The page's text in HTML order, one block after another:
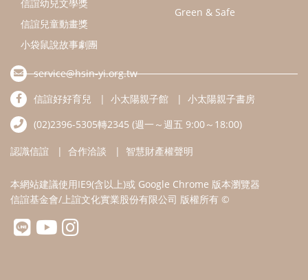
本網站建議使用IE9(含以上)或 Google Chrome 版本瀏覽器
信誼基金會/上誼文化實業股份有限公司 版權所有 ©